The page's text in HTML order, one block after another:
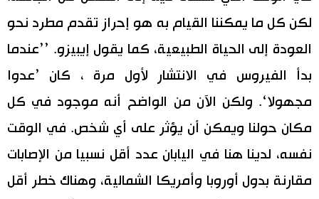
لكن كل ما يمكننا القيام به هو إحراز تقدم مطرد نحو
العودة إلى الحياة الطبيعية، كما يقول إيبيزو. ’’عندما
بدأ الفيروس في الانتشار لأول مرة ، كان ’عدوا
مجهولا‘. ولكن الآن من الواضح أنه موجود في كل
مكان حولنا ويمكن أن يؤثر على أي شخص. في الوقت
نفسه، لدينا هنا في اليابان عدد أقل نسبيا من الإصابات
مقارنة بدول أوروبا وأمريكا الشمالية، وهناك خطر أقل